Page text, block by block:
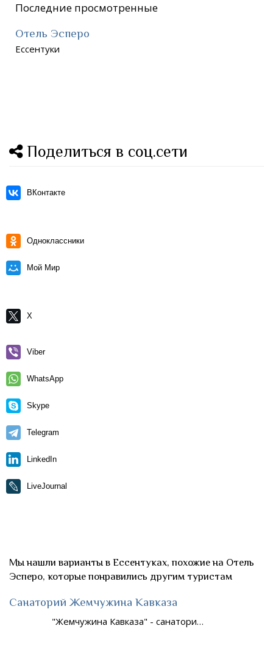
Последние просмотренные
Отель Эсперо
Ессентуки
Поделиться в соц.сети
ВКонтакте
Одноклассники
Мой Мир
X
Viber
WhatsApp
Skype
Telegram
LinkedIn
LiveJournal
Мы нашли варианты в Ессентуках, похожие на Отель
Эсперо, которые понравились другим туристам
Санаторий Жемчужина Кавказа
"Жемчужина Кавказа" - санатори…